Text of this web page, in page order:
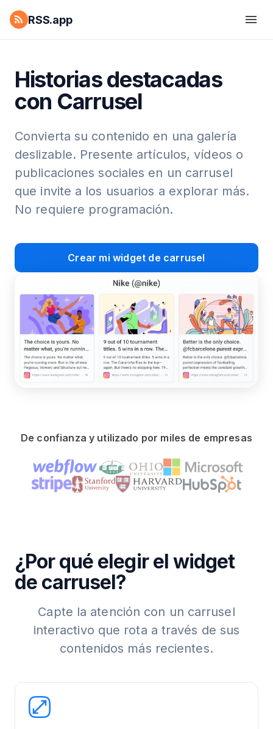
RSS.app
Historias destacadas
con Carrusel
Convierta su contenido en una galería
deslizable. Presente artículos, vídeos o
publicaciones sociales en un carrusel
que invite a los usuarios a explorar más.
No requiere programación.
Crear mi widget de carrusel
De confianza y utilizado por miles de empresas
¿Por qué elegir el widget
de carrusel?
Capte la atención con un carrusel
interactivo que rota a través de sus
contenidos más recientes.